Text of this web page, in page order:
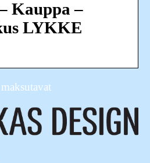
Kauppa –
LYKKE